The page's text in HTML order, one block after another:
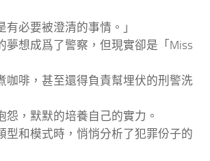
有必要被澄清的事情。」
夢想成爲了警察，但現實卻是「Miss
咖啡，甚至還得負責幫埋伏的刑警洗
怨，默默的培養自己的實力。
型和模式時，悄悄分析了犯罪份子的